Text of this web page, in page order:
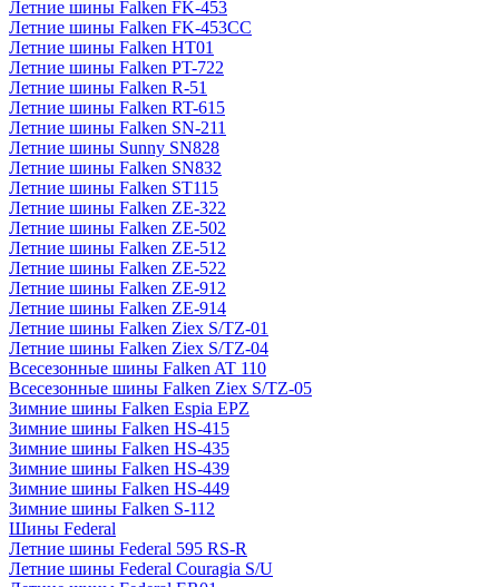
Летние шины Falken FK-453
Летние шины Falken FK-453CC
Летние шины Falken HT01
Летние шины Falken PT-722
Летние шины Falken R-51
Летние шины Falken RT-615
Летние шины Falken SN-211
Летние шины Sunny SN828
Летние шины Falken SN832
Летние шины Falken ST115
Летние шины Falken ZE-322
Летние шины Falken ZE-502
Летние шины Falken ZE-512
Летние шины Falken ZE-522
Летние шины Falken ZE-912
Летние шины Falken ZE-914
Летние шины Falken Ziex S/TZ-01
Летние шины Falken Ziex S/TZ-04
Всесезонные шины Falken AT 110
Всесезонные шины Falken Ziex S/TZ-05
Зимние шины Falken Espia EPZ
Зимние шины Falken HS-415
Зимние шины Falken HS-435
Зимние шины Falken HS-439
Зимние шины Falken HS-449
Зимние шины Falken S-112
Шины Federal
Летние шины Federal 595 RS-R
Летние шины Federal Couragia S/U